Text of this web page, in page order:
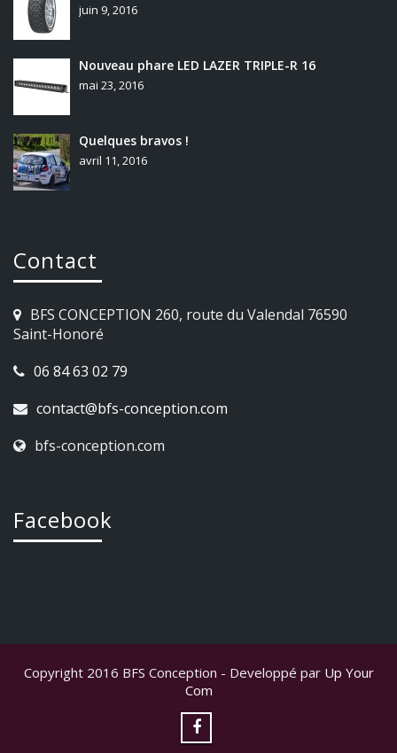
juin 9, 2016
Nouveau phare LED LAZER TRIPLE-R 16
mai 23, 2016
Quelques bravos !
avril 11, 2016
Contact
BFS CONCEPTION 260, route du Valendal 76590
Saint-Honoré
06 84 63 02 79
contact@bfs-conception.com
bfs-conception.com
Facebook
Copyright 2016 BFS Conception - Developpé par Up Your
Com